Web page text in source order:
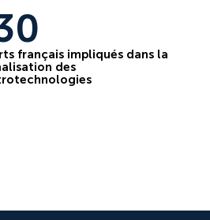
français impliqués dans la
des